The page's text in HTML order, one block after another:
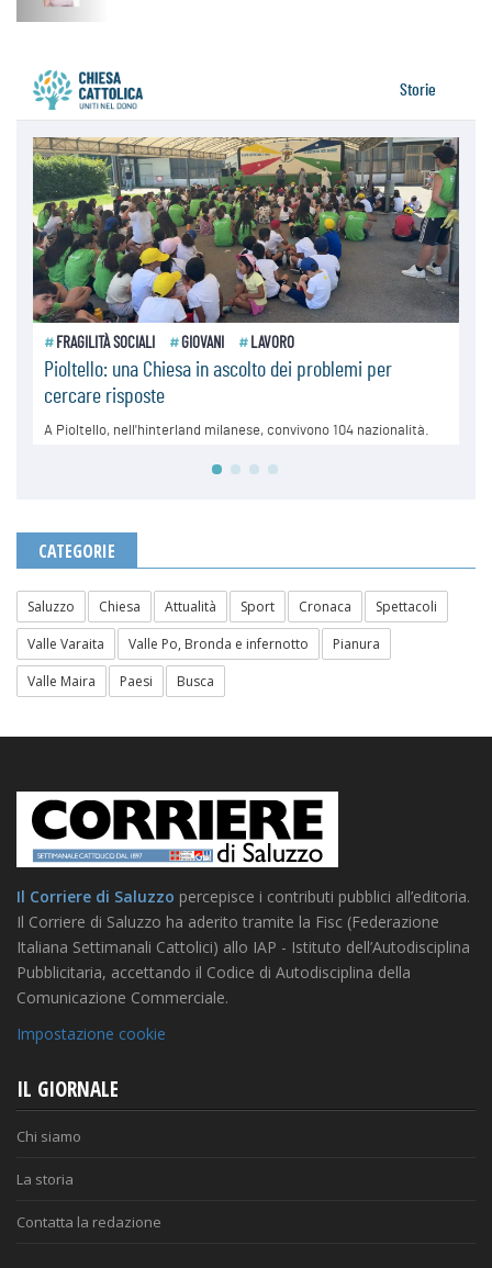
CATEGORIE
Saluzzo Chiesa Attualità Sport Cronaca
Spettacoli
Valle Varaita
Valle Po, Bronda e infernotto
Pianura
Valle Maira
Paesi Busca
Il Corriere di Saluzzo percepisce i contributi pubblici all’editoria.
Il Corriere di Saluzzo ha aderito tramite la Fisc (Federazione
Italiana Settimanali Cattolici) allo IAP - Istituto dell’Autodisciplina
Pubblicitaria, accettando il Codice di Autodisciplina della
Comunicazione Commerciale.
Impostazione cookie
IL GIORNALE
Chi siamo
La storia
Contatta la redazione